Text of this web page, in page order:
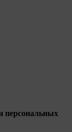
персональных